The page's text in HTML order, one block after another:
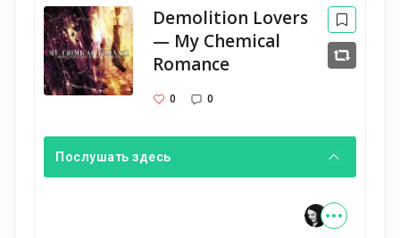
Demolition Lovers
— My Chemical
Romance
0 0
Послушать здесь